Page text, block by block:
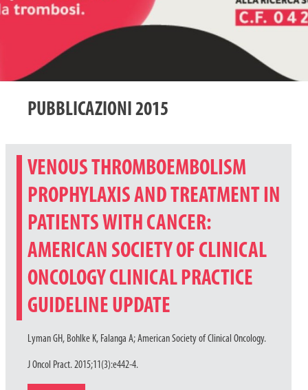
PUBBLICAZIONI 2015
VENOUS THROMBOEMBOLISM
PROPHYLAXIS AND TREATMENT IN
PATIENTS WITH CANCER:
AMERICAN SOCIETY OF CLINICAL
ONCOLOGY CLINICAL PRACTICE
GUIDELINE UPDATE
Lyman GH, Bohlke K, Falanga A; American Society of Clinical Oncology.
J Oncol Pract. 2015;11(3):e442-4.